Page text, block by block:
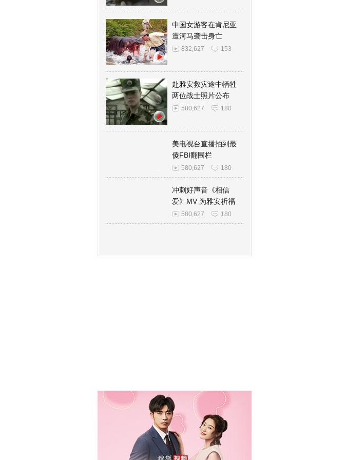
中国女游客在肯尼亚
遭河马袭击身亡
832,627 153
赴雅安救灾途中牺牲
两位战士照片公布
580,627 180
美电视台直播拍到最
傻FBI翻围栏
580,627 180
冲刺好声音《相信
爱》MV 为雅安祈福
580,627 180